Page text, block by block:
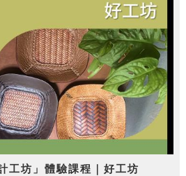
工坊」體驗課程｜好工坊